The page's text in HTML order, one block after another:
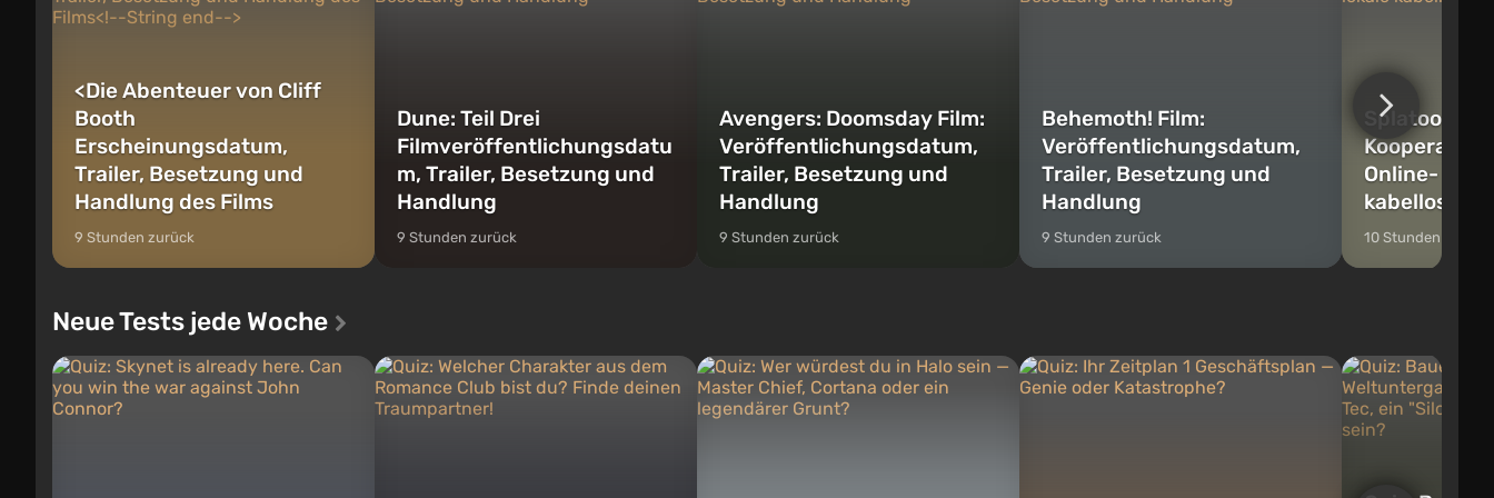
<Die Abenteuer von Cliff
Booth
Erscheinungsdatum,
Trailer, Besetzung und
Handlung des Films
9 Stunden zurück
Dune: Teil Drei
Filmveröffentlichungsdatu
m, Trailer, Besetzung und
Handlung
9 Stunden zurück
Avengers: Doomsday Film:
Veröffentlichungsdatum,
Trailer, Besetzung und
Handlung
9 Stunden zurück
Behemoth! Film:
Veröffentlichungsdatum,
Trailer, Besetzung und
Handlung
9 Stunden zurück
Splatoon
Online- und
kabellose
10 Stunden zurück
Neue Tests jede Woche